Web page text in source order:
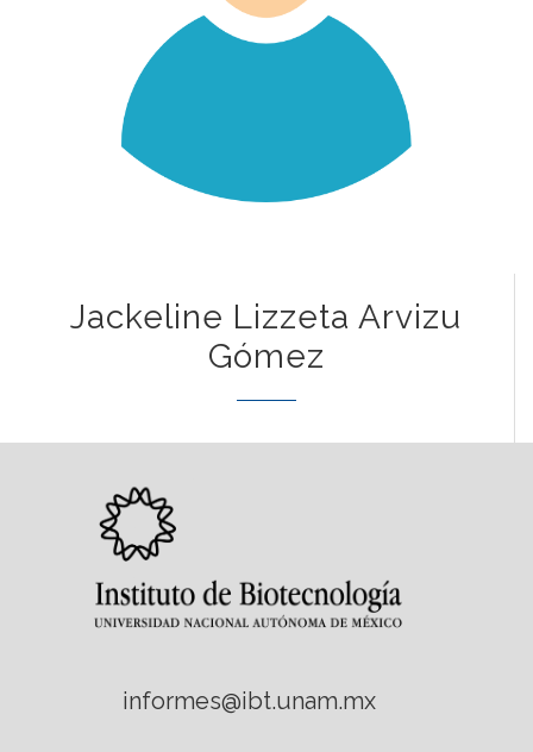
Jackeline Lizzeta Arvizu
Gómez
informes@ibt.unam.mx